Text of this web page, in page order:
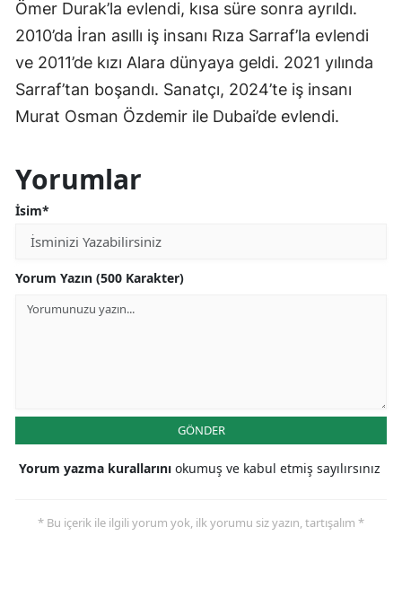
Ömer Durak’la evlendi, kısa süre sonra ayrıldı.
2010’da İran asıllı iş insanı Rıza Sarraf’la evlendi
ve 2011’de kızı Alara dünyaya geldi. 2021 yılında
Sarraf’tan boşandı. Sanatçı, 2024’te iş insanı
Murat Osman Özdemir ile Dubai’de evlendi.
Yorumlar
İsim*
Yorum Yazın (500 Karakter)
GÖNDER
Yorum yazma kurallarını okumuş ve kabul etmiş sayılırsınız
* Bu içerik ile ilgili yorum yok, ilk yorumu siz yazın, tartışalım *